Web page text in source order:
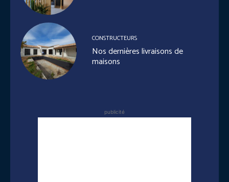
CONSTRUCTEURS
Nos dernières livraisons de
maisons
publicité